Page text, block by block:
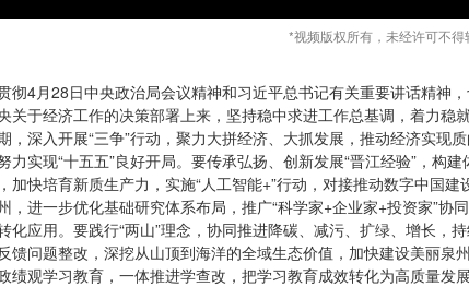
*视频版权所有，未经许可不得
彻4月28日中央政治局会议精神和习近平总书记有关重要讲话精神
关于经济工作的决策部署上来，坚持稳中求进工作总基调，着力稳
，深入开展“三争”行动，聚力大拼经济、大抓发展，推动经济实现
力实现“十五五”良好开局。要传承弘扬、创新发展“晋江经验”，构建
加快培育新质生产力，实施“人工智能+”行动，对接推动数字中国建
，进一步优化基础研究体系布局，推广“科学家+企业家+投资家”协
化应用。要践行“两山”理念，协同推进降碳、减污、扩绿、增长，
馈问题整改，深挖从山顶到海洋的全域生态价值，加快建设美丽泉州
绩观学习教育，一体推进学查改，把学习教育成效转化为高质量发